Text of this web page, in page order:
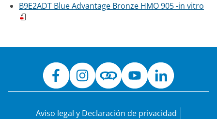
B9E2ADT Blue Advantage Bronze HMO 905 -in vitro
Aviso legal y Declaración de privacidad